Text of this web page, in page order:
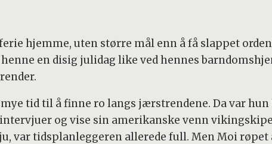
hjemme, uten større mål enn å få slappet
en disig julidag like ved hennes
tid til å finne ro langs jærstrendene. Da var
og vise sin amerikanske venn
var tidsplanleggeren allerede full. Men Moi